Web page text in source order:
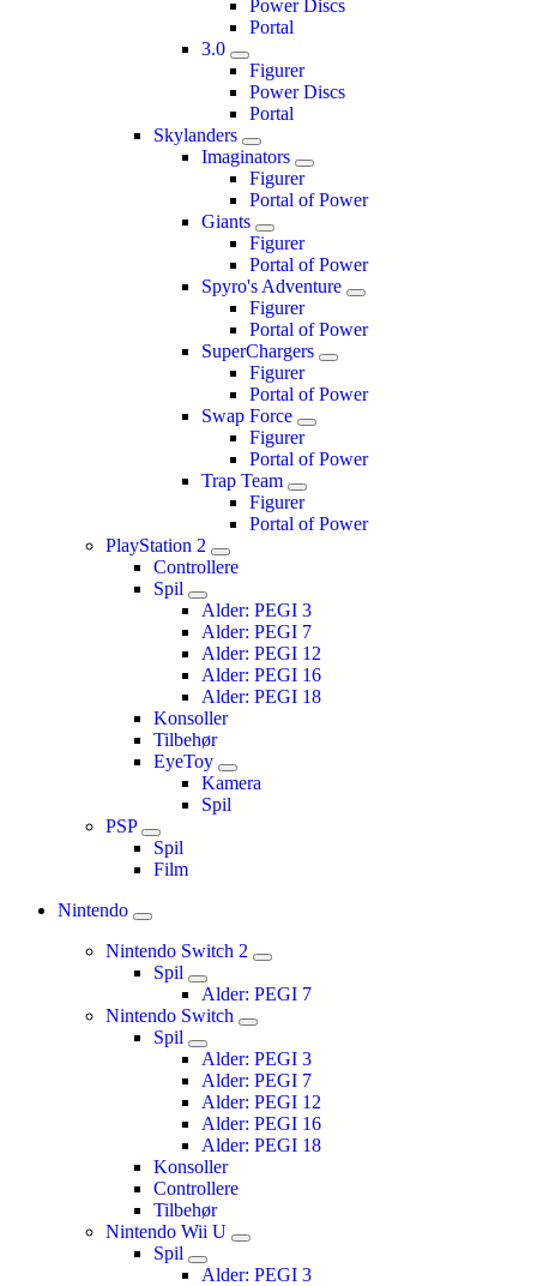
Power Discs
Portal
3.0
Figurer
Power Discs
Portal
Skylanders
Imaginators
Figurer
Portal of Power
Giants
Figurer
Portal of Power
Spyro's Adventure
Figurer
Portal of Power
SuperChargers
Figurer
Portal of Power
Swap Force
Figurer
Portal of Power
Trap Team
Figurer
Portal of Power
PlayStation 2
Controllere
Spil
Alder: PEGI 3
Alder: PEGI 7
Alder: PEGI 12
Alder: PEGI 16
Alder: PEGI 18
Konsoller
Tilbehør
EyeToy
Kamera
Spil
PSP
Spil
Film
Nintendo
Nintendo Switch 2
Spil
Alder: PEGI 7
Nintendo Switch
Spil
Alder: PEGI 3
Alder: PEGI 7
Alder: PEGI 12
Alder: PEGI 16
Alder: PEGI 18
Konsoller
Controllere
Tilbehør
Nintendo Wii U
Spil
Alder: PEGI 3